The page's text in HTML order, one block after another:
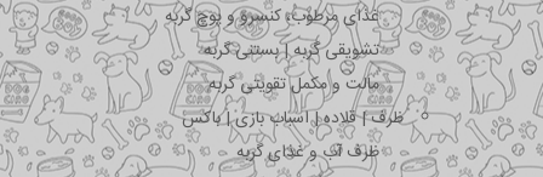
غذای مرطوب، کنسرو و پوچ گربه
تشویقی گربه | بستنی گربه
مالت و مکمل تقویتی گربه
ظرف | قلاده | اسباب بازی | باکس
ظرف آب و غذای گربه